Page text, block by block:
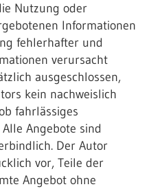
Nutzung oder
Informationen
fehlerhafter und
verursacht
ausgeschlossen,
kein nachweislich
fahrlässiges
Angebote sind
Der Autor
vor, Teile der
Angebot ohne